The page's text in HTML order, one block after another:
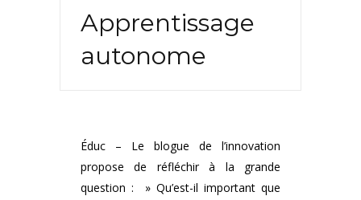
Apprentissage
autonome
Éduc – Le blogue de l’innovation
propose de réfléchir à la grande
question : » Qu’est-il important que